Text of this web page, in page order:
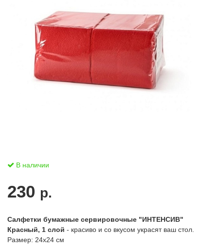
В наличии
230 р.
Салфетки бумажные сервировочные "ИНТЕНСИВ"
Красный, 1 слой - красиво и со вкусом украсят ваш стол.
Размер: 24x24 см